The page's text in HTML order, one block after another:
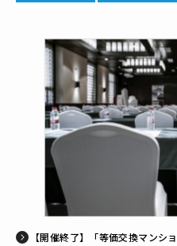
【開催終了】「等価交換マンシ